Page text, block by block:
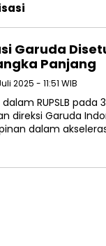
Garuda
Panjang
2025 - 11:51 WIB
dalam RUPSLB
direksi Garuda
dalam